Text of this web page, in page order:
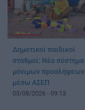
Δημοτικοί παιδικοί
σταθμοί: Νέο σύστημα
μόνιμων προσλήψεων
μέσω ΑΣΕΠ
03/08/2026 - 09:13